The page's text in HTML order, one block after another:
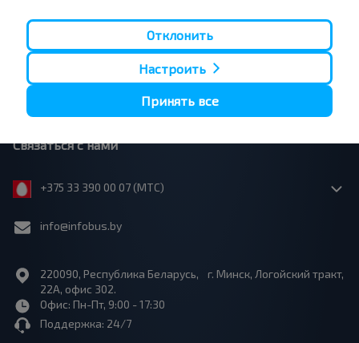
Страницы сайта
Юридическая информация
Связаться с нами
+375 33 390 00 07 (МТС)
info@infobus.by
220090, Республика Беларусь, г. Минск, Логойский тракт,
22А, офис 302.
Офис: Пн-Пт, 9:00 - 17:30
Поддержка: 24/7
Отклонить
Настроить
Принять все